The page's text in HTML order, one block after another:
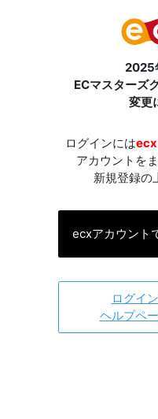
2025
ECマスターズ
変更
ログインにはecx
アカウントを
新規登録の
ecxアカウント
ログイ
ヘルプペ